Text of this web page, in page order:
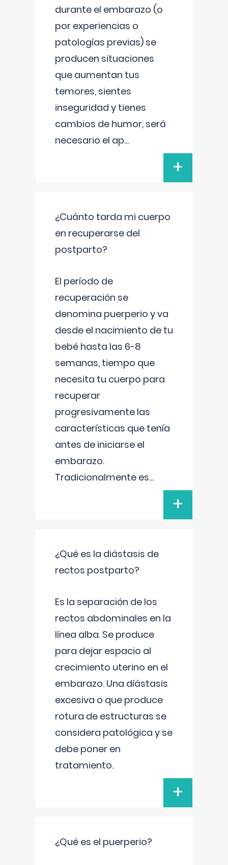
durante el embarazo (o
por experiencias o
patologías previas) se
producen situaciones
que aumentan tus
temores, sientes
inseguridad y tienes
cambios de humor, será
necesario el ap...
+
¿Cuánto tarda mi cuerpo
en recuperarse del
postparto?
El período de
recuperación se
denomina puerperio y va
desde el nacimiento de tu
bebé hasta las 6-8
semanas, tiempo que
necesita tu cuerpo para
recuperar
progresivamente las
características que tenía
antes de iniciarse el
embarazo.
Tradicionalmente es...
+
¿Qué es la diástasis de
rectos postparto?
Es la separación de los
rectos abdominales en la
línea alba. Se produce
para dejar espacio al
crecimiento uterino en el
embarazo. Una díástasis
excesiva o que produce
rotura de estructuras se
considera patológica y se
debe poner en
tratamiento.
+
¿Qué es el puerperio?